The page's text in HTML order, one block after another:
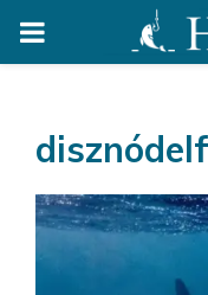
PRIMARY